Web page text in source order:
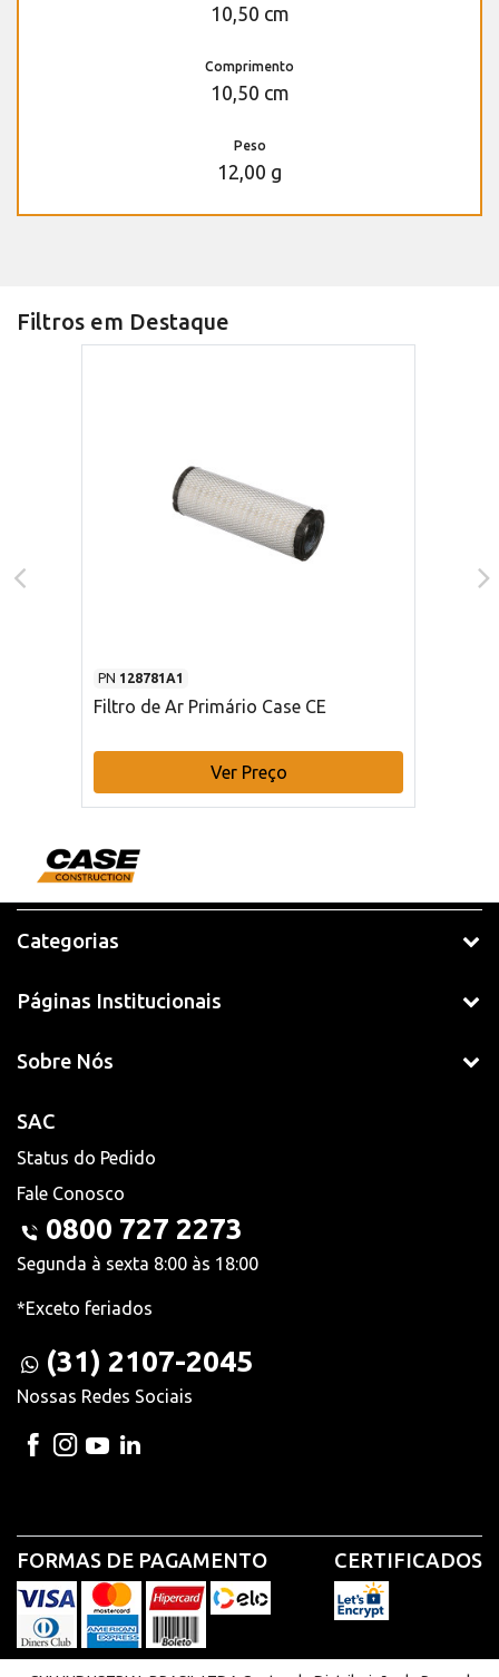
10,50 cm
Comprimento
10,50 cm
Peso
12,00 g
Filtros em Destaque
PN 128781A1
Filtro de Ar Primário Case CE
Ver Preço
Categorias
Páginas Institucionais
Sobre Nós
SAC
Status do Pedido
Fale Conosco
0800 727 2273
Segunda à sexta 8:00 às 18:00
*Exceto feriados
(31) 2107-2045
Nossas Redes Sociais
FORMAS DE PAGAMENTO CERTIFICADOS